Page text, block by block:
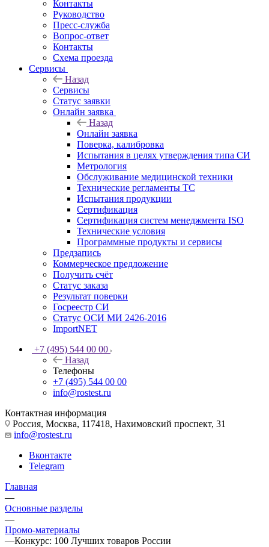
Контакты
Руководство
Пресс-служба
Вопрос-ответ
Контакты
Схема проезда
Сервисы
Назад
Сервисы
Статус заявки
Онлайн заявка
Назад
Онлайн заявка
Поверка, калибровка
Испытания в целях утверждения типа СИ
Метрология
Обслуживание медицинской техники
Технические регламенты ТС
Испытания продукции
Сертификация
Сертификация систем менеджмента ISO
Технические условия
Программные продукты и сервисы
Предзапись
Коммерческое предложение
Получить счёт
Статус заказа
Результат поверки
Госреестр СИ
Статус ОСИ МИ 2426-2016
ImportNET
+7 (495) 544 00 00
Назад
Телефоны
+7 (495) 544 00 00
info@rostest.ru
Контактная информация
Россия, Москва, 117418, Нахимовский проспект, 31
info@rostest.ru
Вконтакте
Telegram
Главная
—
Основные разделы
—
Промо-материалы
—Конкурс: 100 Лучших товаров России